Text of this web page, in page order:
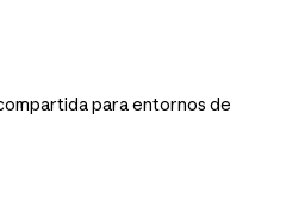
para entornos de